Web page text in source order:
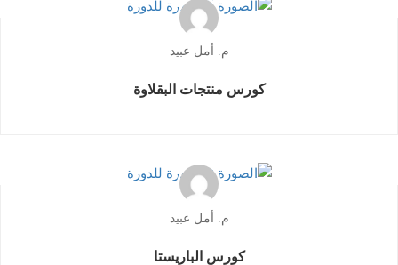
م. أمل عبيد
كورس منتجات البقلاوة
م. أمل عبيد
كورس الباريستا